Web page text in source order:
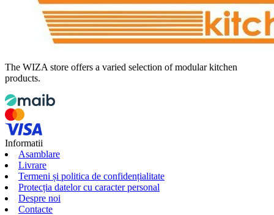
The WIZA store offers a varied selection of modular kitchen
products.
Informatii
Asamblare
Livrare
Termeni și politica de confidențialitate
Protecția datelor cu caracter personal
Despre noi
Contacte